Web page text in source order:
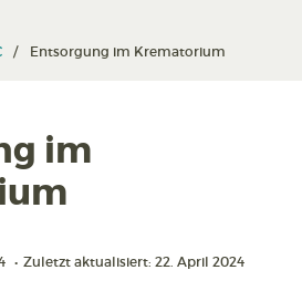
Entsorgung im Krematorium
im
• Zuletzt aktualisiert: 22. April 2024